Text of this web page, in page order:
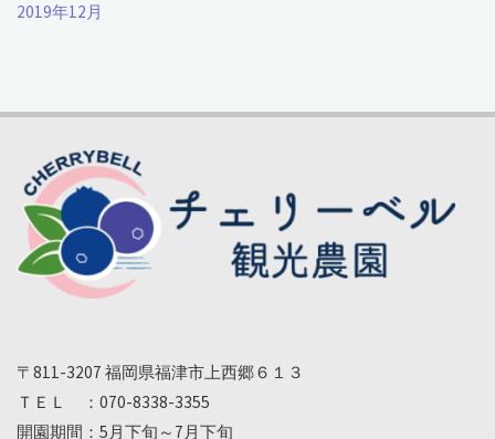
2019年12月
〒811-3207 福岡県福津市上西郷６１３
ＴＥＬ ：070-8338-3355
開園期間：5月下旬～7月下旬